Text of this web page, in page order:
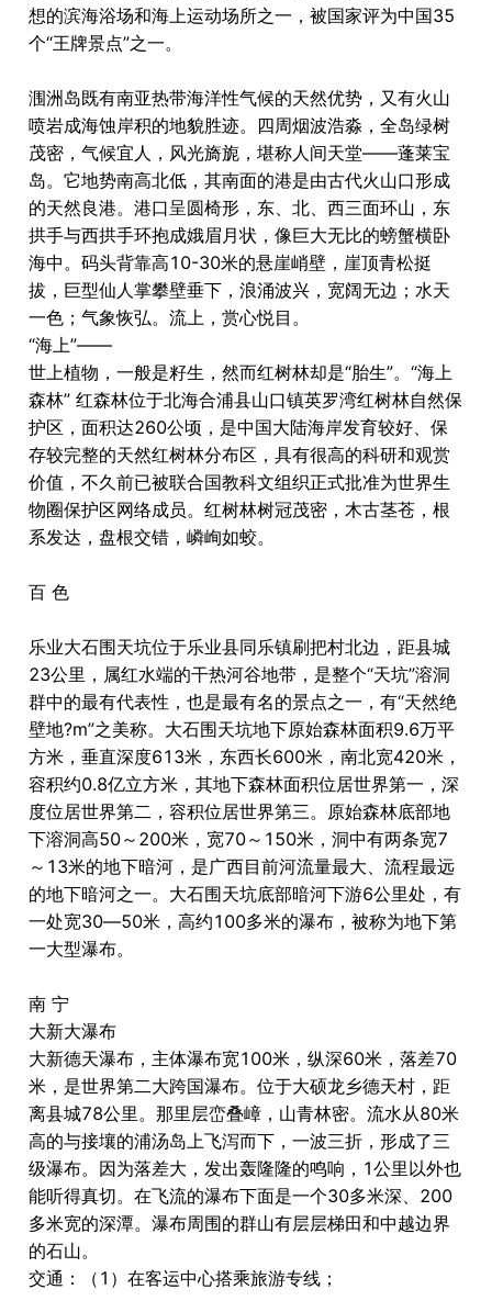
想的滨海浴场和海上运动场所之一，被国家评为中国35
个“王牌景点”之一。
涠洲岛既有南亚热带海洋性气候的天然优势，又有火山
喷岩成海蚀岸积的地貌胜迹。四周烟波浩淼，全岛绿树
茂密，气候宜人，风光旖旎，堪称人间天堂――蓬莱宝
岛。它地势南高北低，其南面的港是由古代火山口形成
的天然良港。港口呈圆椅形，东、北、西三面环山，东
拱手与西拱手环抱成娥眉月状，像巨大无比的螃蟹横卧
海中。码头背靠高10-30米的悬崖峭壁，崖顶青松挺
拔，巨型仙人掌攀壁垂下，浪涌波兴，宽阔无边；水天
一色；气象恢弘。流上，赏心悦目。
“海上”――
世上植物，一般是籽生，然而红树林却是“胎生”。“海上
森林” 红森林位于北海合浦县山口镇英罗湾红树林自然保
护区，面积达260公顷，是中国大陆海岸发育较好、保
存较完整的天然红树林分布区，具有很高的科研和观赏
价值，不久前已被联合国教科文组织正式批准为世界生
物圈保护区网络成员。红树林树冠茂密，木古茎苍，根
系发达，盘根交错，嶙峋如蛟。
百 色
乐业大石围天坑位于乐业县同乐镇刷把村北边，距县城
23公里，属红水端的干热河谷地带，是整个“天坑”溶洞
群中的最有代表性，也是最有名的景点之一，有“天然绝
壁地?m”之美称。大石围天坑地下原始森林面积9.6万平
方米，垂直深度613米，东西长600米，南北宽420米，
容积约0.8亿立方米，其地下森林面积位居世界第一，深
度位居世界第二，容积位居世界第三。原始森林底部地
下溶洞高50～200米，宽70～150米，洞中有两条宽7
～13米的地下暗河，是广西目前河流量最大、流程最远
的地下暗河之一。大石围天坑底部暗河下游6公里处，有
一处宽30―50米，高约100多米的瀑布，被称为地下第
一大型瀑布。
南 宁
大新大瀑布
大新德天瀑布，主体瀑布宽100米，纵深60米，落差70
米，是世界第二大跨国瀑布。位于大硕龙乡德天村，距
离县城78公里。那里层峦叠嶂，山青林密。流水从80米
高的与接壤的浦汤岛上飞泻而下，一波三折，形成了三
级瀑布。因为落差大，发出轰隆隆的鸣响，1公里以外也
能听得真切。在飞流的瀑布下面是一个30多米深、200
多米宽的深潭。瀑布周围的群山有层层梯田和中越边界
的石山。
交通：（1）在客运中心搭乘旅游专线；